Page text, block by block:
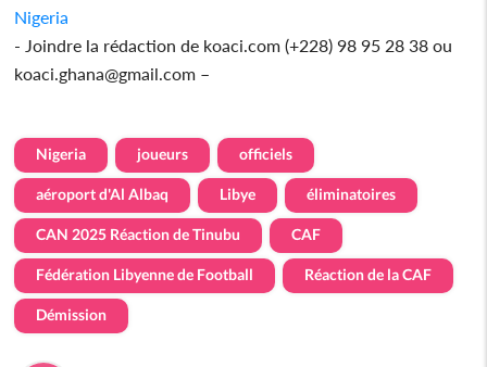
Nigeria
- Joindre la rédaction de koaci.com (+228) 98 95 28 38 ou
koaci.ghana@gmail.com –
Nigeria joueurs officiels
aéroport d'Al Albaq Libye éliminatoires
CAN 2025 Réaction de Tinubu CAF
Fédération Libyenne de Football Réaction de la CAF
Démission